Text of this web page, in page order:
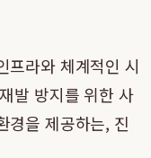
프라와 체계적인 시
발 방지를 위한 사
경을 제공하는, 진